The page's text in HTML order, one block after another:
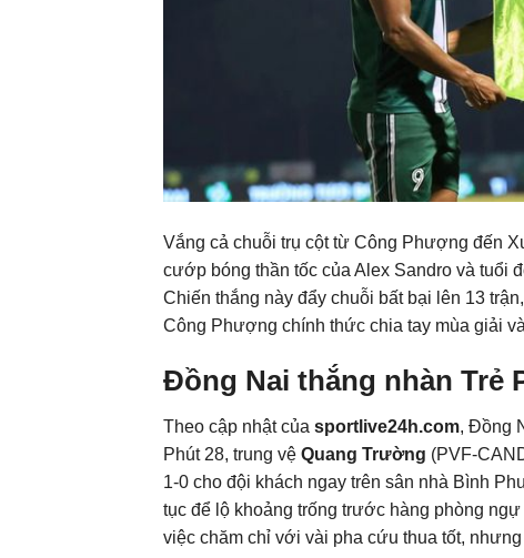
Vắng cả chuỗi trụ cột từ Công Phượng đến
cướp bóng thần tốc của Alex Sandro và tuổi
Chiến thắng này đẩy chuỗi bất bại lên 13
Công Phượng chính thức chia tay mùa giải
Đồng Nai thắng nhàn Trẻ
Theo cập nhật của sportlive24h.com, Đồng
Phút 28, trung vệ Quang Trường (PVF-
1-0 cho đội khách ngay trên sân nhà Bình
tục để lộ khoảng trống trước hàng phòng ngự
việc chăm chỉ với vài pha cứu thua tốt,